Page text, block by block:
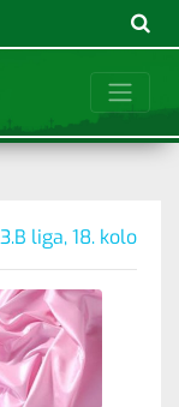
3.B liga, 18. kolo